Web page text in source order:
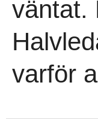
väntat.
varför